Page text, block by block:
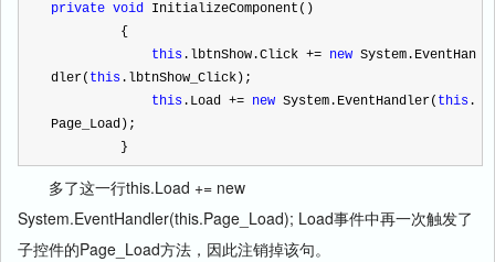
private void InitializeComponent()
         {
this.lbtnShow.Click += new System.EventHan
dler( this.lbtnShow_Click);
this.Load += new System.EventHandler( this.
Page_Load);
         }
多了这一行this.Load += new
System.EventHandler(this.Page_Load); Load事件中再一次触发了
子控件的Page_Load方法，因此注销掉该句。